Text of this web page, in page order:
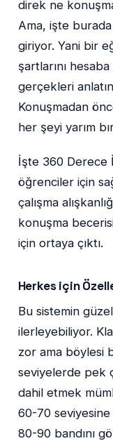
direk ne
Ama, işte
giriyor. Yani bir
şartlarını
gerçekleri
Konuşmadan
her şeyi yarım
İşte 360 Derece
öğrenciler için
çalışma
konuşma
için ortaya çıktı.
Herkes için
Bu sistemin
ilerleyebiliyor.
zor ama böylesi
seviyelerde pek
dahil etmek
60-70 seviyesine
80-90 bandını